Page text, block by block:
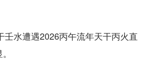
水遭遇2026丙午流年天干丙火直